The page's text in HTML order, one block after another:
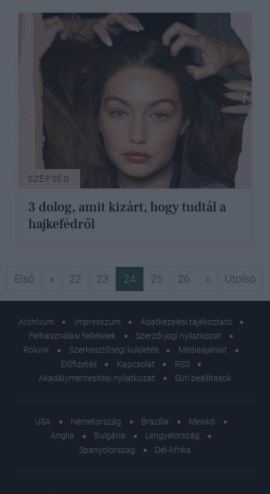
SZÉPSÉG
3 dolog, amit kizárt, hogy tudtál a
hajkefédről
Első Első
« Előző
22 23 24 25 26 » Következő
Utolsó
Archívum Impresszum
Adatkezelési tájékoztató
Felhasználási feltételek
Szerzői jogi nyilatkozat
Rólunk
Szerkesztőségi küldetés
Médiaajánlat
Előfizetés
Kapcsolat
RSS
Akadálymentesítési nyilatkozat
Süti beállítások
USA Németország Brazília
Mexikó
Anglia
Bulgária
Lengyelország
Spanyolország
Dél-Afrika